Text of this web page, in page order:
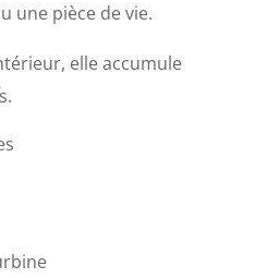
une pièce de vie.
elle accumule